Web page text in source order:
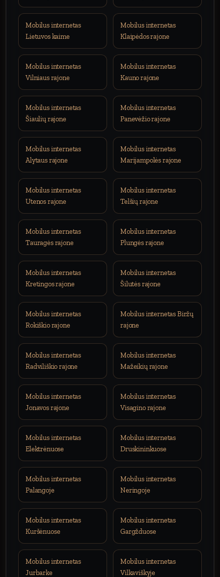
Mobilus internetas
Lietuvos kaime
Mobilus internetas
Klaipėdos rajone
Mobilus internetas
Vilniaus rajone
Mobilus internetas
Kauno rajone
Mobilus internetas
Šiaulių rajone
Mobilus internetas
Panevėžio rajone
Mobilus internetas
Alytaus rajone
Mobilus internetas
Marijampolės rajone
Mobilus internetas
Utenos rajone
Mobilus internetas
Telšių rajone
Mobilus internetas
Tauragės rajone
Mobilus internetas
Plungės rajone
Mobilus internetas
Kretingos rajone
Mobilus internetas
Šilutės rajone
Mobilus internetas
Rokiškio rajone
Mobilus internetas Biržų
rajone
Mobilus internetas
Radviliškio rajone
Mobilus internetas
Mažeikių rajone
Mobilus internetas
Jonavos rajone
Mobilus internetas
Visagino rajone
Mobilus internetas
Elektrėnuose
Mobilus internetas
Druskininkuose
Mobilus internetas
Palangoje
Mobilus internetas
Neringoje
Mobilus internetas
Kuršėnuose
Mobilus internetas
Gargžduose
Mobilus internetas
Jurbarke
Mobilus internetas
Vilkaviškyje